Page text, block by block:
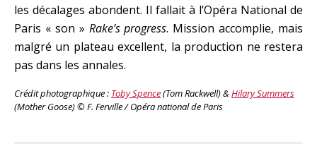
les décalages abondent. Il fallait à l’Opéra National de
Paris « son » Rake’s progress. Mission accomplie, mais
malgré un plateau excellent, la production ne restera
pas dans les annales.
Crédit photographique : Toby Spence(Tom Rackwell) &Hilary Summers
(Mother Goose) © F. Ferville / Opéra national de Paris